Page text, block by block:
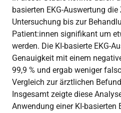
basierten EKG-Auswertung die
Untersuchung bis zur
Patient:innen signifikant um
werden. Die KI-basierte EKG-
Genauigkeit mit einem
99,9 % und ergab weniger
Vergleich zur ärztlichen
Insgesamt zeigte diese
Anwendung einer KI-basierten